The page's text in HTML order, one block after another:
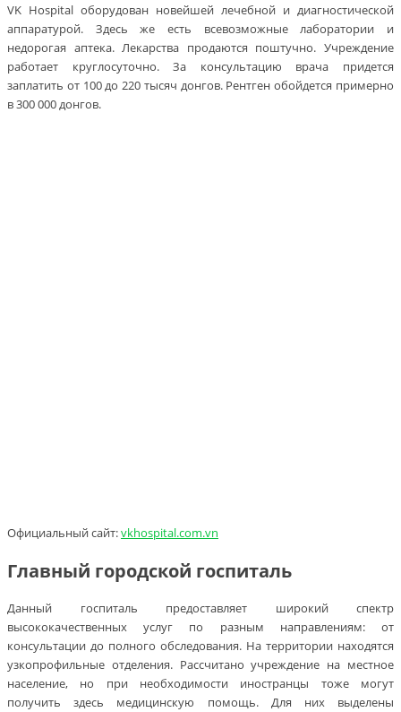
VK Hospital оборудован новейшей лечебной и диагностической
аппаратурой. Здесь же есть всевозможные лаборатории и
недорогая аптека. Лекарства продаются поштучно. Учреждение
работает круглосуточно. За консультацию врача придется
заплатить от 100 до 220 тысяч донгов. Рентген обойдется примерно
в 300 000 донгов.
Официальный сайт:vkhospital.com.vn
Главный городской госпиталь
Данный госпиталь предоставляет широкий спектр
высококачественных услуг по разным направлениям: от
консультации до полного обследования. На территории находятся
узкопрофильные отделения. Рассчитано учреждение на местное
население, но при необходимости иностранцы тоже могут
получить здесь медицинскую помощь. Для них выделены